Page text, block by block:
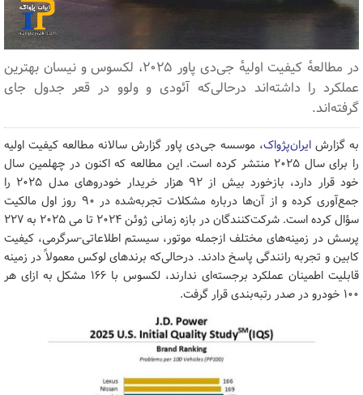
در مطالعهٔ کیفیت اولیهٔ جی‌دی پاور ۲۰۲۵، لکسوس و نیسان بهترین
عملکرد را داشته‌اند درحالی‌که آئودی و ولوو در قعر جدول جای
گرفته‌اند.
به گزارش ایران‌پژواک، موسسه جی‌دی پاور گزارش سالانه مطالعه کیفیت اولیه
را برای سال ۲۰۲۵ منتشر کرده است. این مطالعه که اکنون در چهلمین سال
خود قرار دارد، بازخورد بیش از ۹۲ هزار خریدار خودروهای مدل ۲۰۲۵ را
جمع‌آوری کرده و از آن‌ها درباره مشکلات تجربه‌شده در ۹۰ روز اول مالکیت
سؤال کرده است. شرکت‌کنندگان در بازه زمانی ژوئن ۲۰۲۴ تا می ۲۰۲۵ به ۲۲۷
پرسش در زمینه‌های مختلف ازجمله موتور، سیستم اطلاعاتی-سرگرمی، کیفیت
کابین و تجربه رانندگی پاسخ دادند. درحالی‌که برندهای لوکس معمولاً در زمینه
قابلیت اطمینان عملکرد برجسته‌ای ندارند، لکسوس با ۱۶۶ مشکل به ازای هر
۱۰۰ خودرو در صدر رتبه‌بندی قرار گرفت.